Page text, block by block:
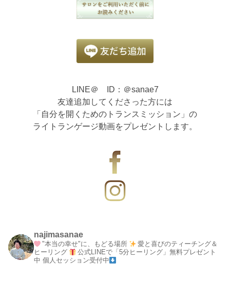
LINE＠ ID：＠sanae7
友達追加してくださった方には
「自分を開くためのトランスミッション」の
ライトランゲージ動画をプレゼントします。
najimasanae
"本当の幸せ"に、もどる場所
愛と喜びのティーチング＆
ヒーリング
公式LINEで「5分ヒーリング」無料プレゼント
中 個人セッション受付中